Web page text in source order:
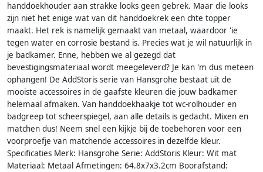
handdoekhouder aan strakke looks geen gebrek. Maar die looks
zijn niet het enige wat van dit handdoekrek een chte topper
maakt. Het rek is namelijk gemaakt van metaal, waardoor 'ie
tegen water en corrosie bestand is. Precies wat je wil natuurlijk in
je badkamer. Enne, hebben we al gezegd dat
bevestigingsmateriaal wordt meegeleverd? Je kan 'm dus meteen
ophangen! De AddStoris serie van Hansgrohe bestaat uit de
mooiste accessoires in de gaafste kleuren die jouw badkamer
helemaal afmaken. Van handdoekhaakje tot wc-rolhouder en
badgreep tot scheerspiegel, aan alle details is gedacht. Mixen en
matchen dus! Neem snel een kijkje bij de toebehoren voor een
voorproefje van matchende accessoires in dezelfde kleur.
Specificaties Merk: Hansgrohe Serie: AddStoris Kleur: Wit mat
Materiaal: Metaal Afmetingen: 64.8x7x3.2cm Boorafstand: